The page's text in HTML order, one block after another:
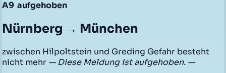
A9 aufgehoben
Nürnberg → München
zwischen Hilpoltstein und Greding Gefahr besteht
nicht mehr — Diese Meldung ist aufgehoben. —